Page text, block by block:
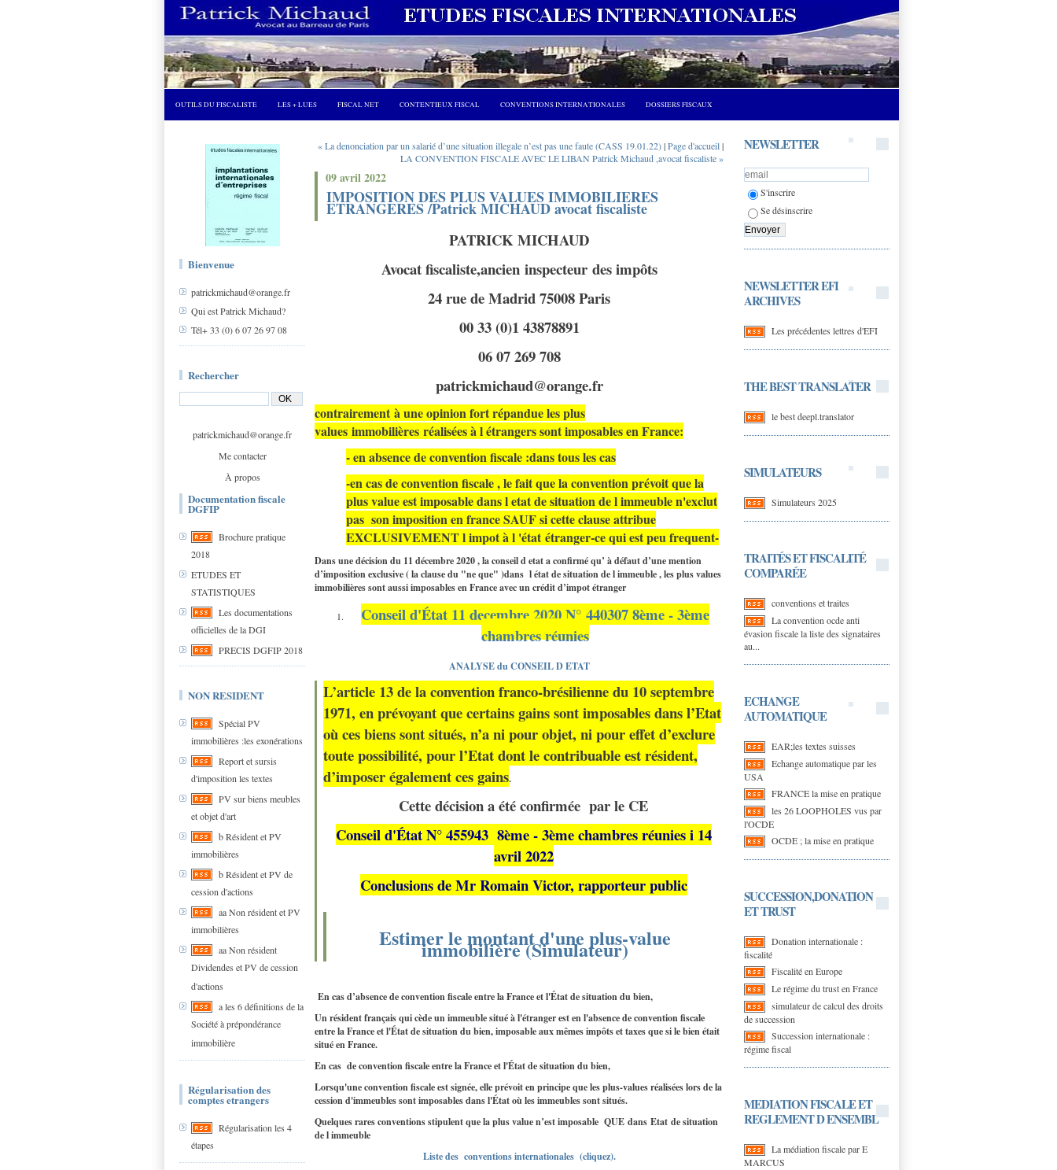
OUTILS DU FISCALISTE LES + LUES FISCAL NET CONTENTIEUX FISCAL CONVENTIONS INTERNATIONALES DOSSIERS FISCAUX
Bienvenue
patrickmichaud@orange.fr
Qui est Patrick Michaud?
Tél+ 33 (0) 6 07 26 97 08
Rechercher
patrickmichaud@orange.fr
Me contacter
À propos
Documentation fiscale
DGFIP
Brochure pratique
2018
ETUDES ET
STATISTIQUES
Les documentations
officielles de la DGI
PRECIS DGFIP 2018
NON RESIDENT
Spécial PV
immobilières :les exonérations
Report et sursis
d'imposition les textes
PV sur biens meubles
et objet d'art
b Résident et PV
immobilières
b Résident et PV de
cession d'actions
aa Non résident et PV
immobilières
aa Non résident
Dividendes et PV de cession
d'actions
a les 6 définitions de la
Société à prépondérance
immobilière
Régularisation des
comptes etrangers
Régularisation les 4
étapes
NEWSLETTER
S'inscrire
Se désinscrire
NEWSLETTER EFI
ARCHIVES
Les précédentes lettres d'EFI
THE BEST TRANSLATER
le best deepl.translator
SIMULATEURS
Simulateurs 2025
TRAITÉS ET FISCALITÉ
COMPARÉE
conventions et traites
La convention ocde anti
évasion fiscale la liste des signataires
au...
ECHANGE
AUTOMATIQUE
EAR;les textes suisses
Echange automatique par les
USA
FRANCE la mise en pratique
les 26 LOOPHOLES vus par
l'OCDE
OCDE ; la mise en pratique
SUCCESSION,DONATION
ET TRUST
Donation internationale :
fiscalité
Fiscalité en Europe
Le régime du trust en France
simulateur de calcul des droits
de succession
Succession internationale :
régime fiscal
MEDIATION FISCALE ET
REGLEMENT D ENSEMBL
La médiation fiscale par E
MARCUS
« La denonciation par un salarié d’une situation illegale n’est pas une faute (CASS 19.01.22)|Page d'accueil|
LA CONVENTION FISCALE AVEC LE LIBAN Patrick Michaud ,avocat fiscaliste »
09 avril 2022
IMPOSITION DES PLUS VALUES IMMOBILIERES
ETRANGERES /Patrick MICHAUD avocat fiscaliste
PATRICK MICHAUD
Avocat fiscaliste,ancien inspecteurdes impôts
24 rue de Madrid 75008 Paris
00 33 (0)1 43878891
06 07 269 708
patrickmichaud@orange.fr
contrairement à une opinion fort répandue les plus
values immobilières réalisées à l étrangers sont imposables en France:
- en absence de convention fiscale :dans tous les cas
-en cas de convention fiscale , le fait que la convention prévoit que la
plus value est imposable dans l etat de situation de l immeuble n'exclut
pas son imposition en france SAUF si cette clause attribue
EXCLUSIVEMENT l impot à l 'état étranger-ce qui est peu frequent-
Dans une décision du 11 décembre 2020 , la conseil d etat a confirmé qu’ à défaut d’une mention
d’imposition exclusive ( la clause du "ne que" )dans l état de situation de l immeuble , les plus values
immobilières sont aussi imposables en France avec un crédit d’impotétranger
Conseil d'État 11 decembre 2020 N° 440307 8ème - 3ème
chambres réunies
ANALYSE du CONSEIL D ETAT
L’article 13 de la convention franco-brésilienne du 10 septembre
1971, en prévoyant que certains gains sont imposables dans l’Etat
où ces biens sont situés, n’a ni pour objet, ni pour effet d’exclure
toute possibilité, pour l’Etat dont le contribuable est résident,
d’imposer également ces gains.
Cette décision a été confirmée par le CE
Conseil d'État N° 455943 8ème - 3ème chambres réunies i 14
avril 2022
Conclusions de Mr Romain Victor, rapporteur public
Estimer le montant d'une plus-value
immobilière (Simulateur)
En cas d’absence de convention fiscale entre la France et l'État de situation du bien,
Un résident français qui cède un immeuble situé à l'étranger est en l'absence de convention fiscale
entre la France et l'État de situation du bien, imposable aux mêmes impôts et taxes que si le bien était
situé en France.
En cas de convention fiscale entre la France et l'État de situation du bien,
Lorsqu'une convention fiscale est signée, elle prévoit en principe que les plus-values réalisées lors de la
cession d'immeubles sont imposables dans l'État où les immeubles sont situés.
Quelques rares conventions stipulent que la plus value n’est imposable QUE dans Etat de situation
de l immeuble
Liste des conventions internationales (cliquez).